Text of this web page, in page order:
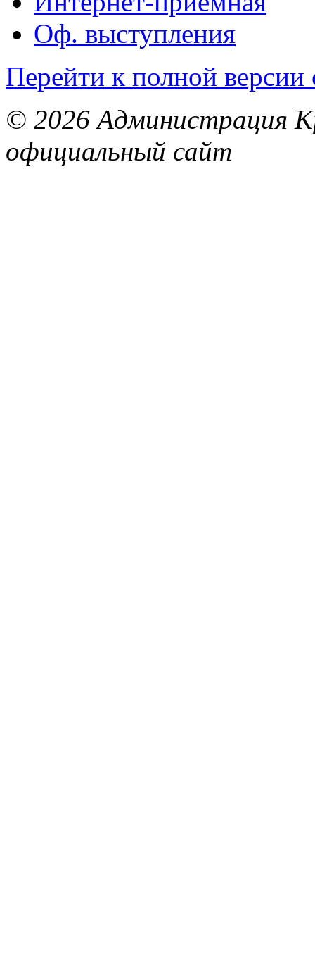
Оф. выступления
Перейти к полной версии
© 2026 Администрация
официальный сайт